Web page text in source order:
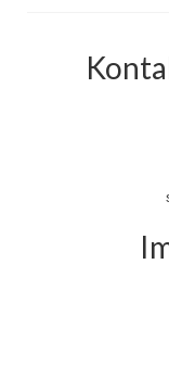
Küchen und